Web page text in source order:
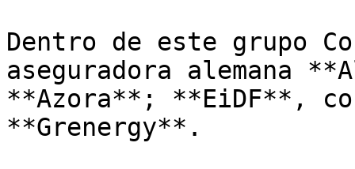
Dentro de este grupo
aseguradora alemana
**Azora**; **EiDF**,
**Grenergy**.